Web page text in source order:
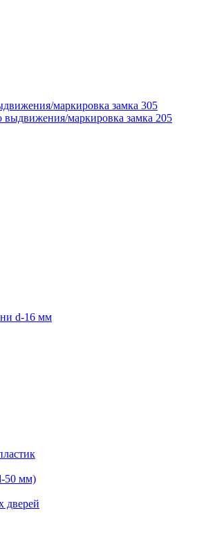
маркировка замка 305
маркировка замка 205
d-16 мм
50 мм)
дверей